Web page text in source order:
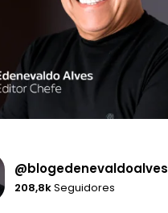
@blogedenevaldoalves
208,8kSeguidores